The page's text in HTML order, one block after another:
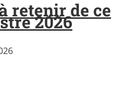
retenir de ce
2026